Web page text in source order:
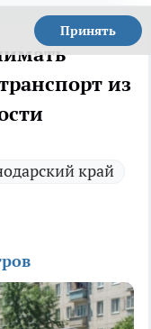
Принять
из
край